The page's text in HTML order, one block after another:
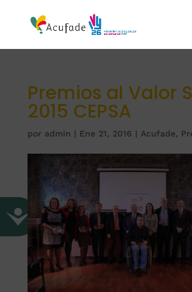
Premios al Valor
2015 CEPSA
por admin | Ene 21, 2016 | Acufade,